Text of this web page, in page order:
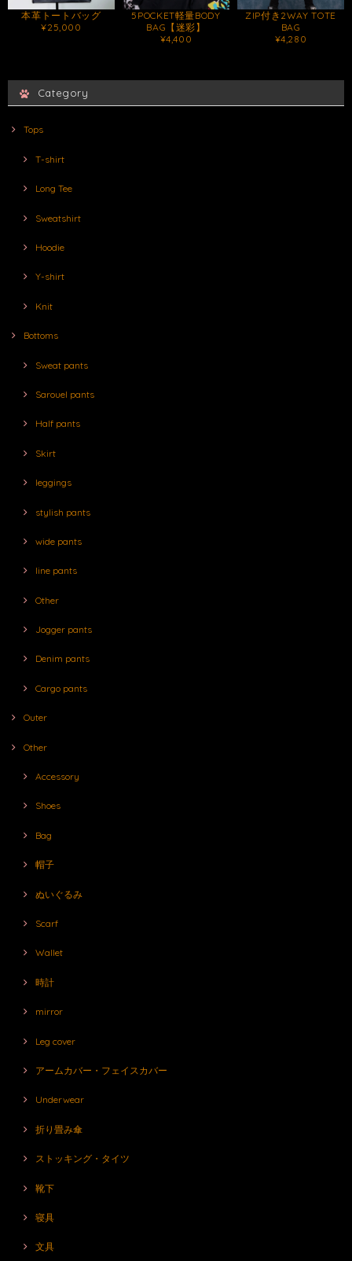
本革トートバッグ
¥25,000
5POCKET軽量BODY
BAG【迷彩】
¥4,400
ZIP付き2WAY TOTE
BAG
¥4,280
Category
Tops
T-shirt
Long Tee
Sweatshirt
Hoodie
Y-shirt
Knit
Bottoms
Sweat pants
Sarouel pants
Half pants
Skirt
leggings
stylish pants
wide pants
line pants
Other
Jogger pants
Denim pants
Cargo pants
Outer
Other
Accessory
Shoes
Bag
帽子
ぬいぐるみ
Scarf
Wallet
時計
mirror
Leg cover
アームカバー・フェイスカバー
Underwear
折り畳み傘
ストッキング・タイツ
靴下
寝具
文具